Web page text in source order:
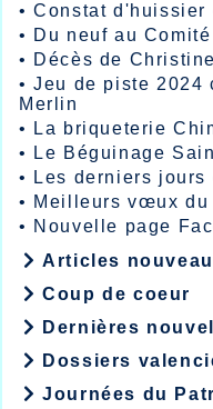
•Constat d'huissier
• Du neuf au Comité
• Décès de
•Jeu de piste 2024
Merlin
•
La briqueterie
•
Le Béguinage
•
Les derniers
• Meilleurs vœux du
• Nouvelle page
Articles
Coup de coeur
Dernières
Dossiers
Journées du